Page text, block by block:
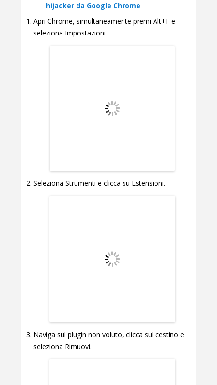
hijacker da Google Chrome
Apri Chrome, simultaneamente premi Alt+F e
seleziona Impostazioni.
Seleziona Strumenti e clicca su Estensioni.
Naviga sul plugin non voluto, clicca sul cestino e
seleziona Rimuovi.